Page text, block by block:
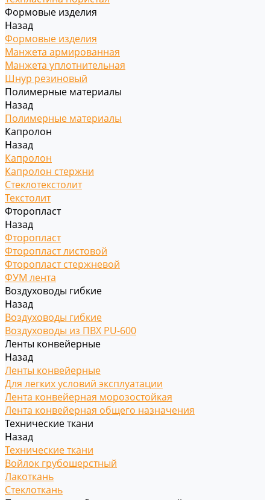
Формовые изделия
Назад
Формовые изделия
Манжета армированная
Манжета уплотнительная
Шнур резиновый
Полимерные материалы
Назад
Полимерные материалы
Капролон
Назад
Капролон
Капролон стержни
Стеклотекстолит
Текстолит
Фторопласт
Назад
Фторопласт
Фторопласт листовой
Фторопласт стержневой
ФУМ лента
Воздуховоды гибкие
Назад
Воздуховоды гибкие
Воздуховоды из ПВХ PU-600
Ленты конвейерные
Назад
Ленты конвейерные
Для легких условий эксплуатации
Лента конвейерная морозостойкая
Лента конвейерная общего назначения
Технические ткани
Назад
Технические ткани
Войлок грубошерстный
Лакоткань
Стеклоткань